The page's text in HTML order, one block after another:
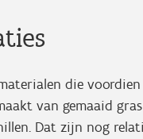
die
van gemaaid
Dat zijn nog